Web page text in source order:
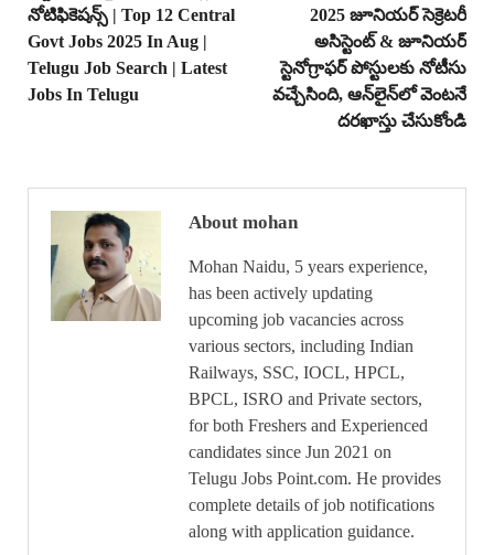
నోటిఫికెషన్స్ | Top 12 Central
Govt Jobs 2025 In Aug |
Telugu Job Search | Latest
Jobs In Telugu
2025 జూనియర్ సెక్రెటరీ
అసిస్టెంట్ & జూనియర్
స్టెనోగ్రాఫర్ పోస్టులకు నోటీసు
వచ్చేసింది, ఆన్‌లైన్‌లో వెంటనే
దరఖాస్తు చేసుకోండి
About mohan
Mohan Naidu, 5 years experience,
has been actively updating
upcoming job vacancies across
various sectors, including Indian
Railways, SSC, IOCL, HPCL,
BPCL, ISRO and Private sectors,
for both Freshers and Experienced
candidates since Jun 2021 on
Telugu Jobs Point.com. He provides
complete details of job notifications
along with application guidance.